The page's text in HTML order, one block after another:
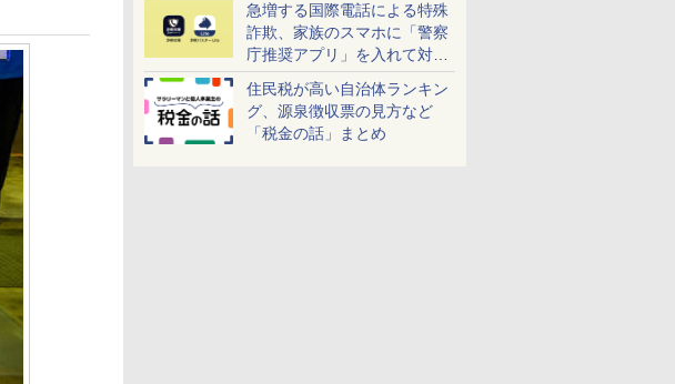
急増する国際電話による特殊
詐欺、家族のスマホに「警察
庁推奨アプリ」を入れて対策
しよう！
住民税が高い自治体ランキン
グ、源泉徴収票の見方など
「税金の話」まとめ